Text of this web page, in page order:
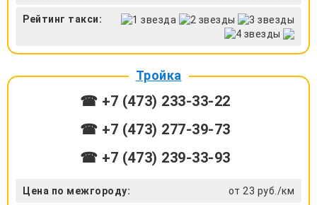
Рейтинг такси:
Тройка
☎ +7 (473) 233-33-22
☎ +7 (473) 277-39-73
☎ +7 (473) 239-33-93
Цена по межгороду: от 23 руб./км